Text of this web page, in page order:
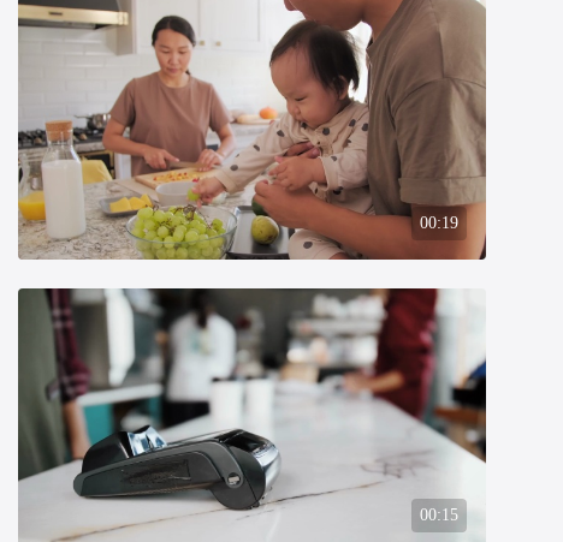
00:19
00:15